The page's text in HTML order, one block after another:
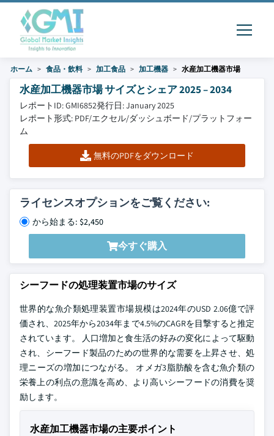
ホーム 食品・飲料 加工食品 加工機器 水産加工機器市場
水産加工機器市場 サイズとシェア 2025 – 2034
レポートID: GMI6852発行日: January 2025
レポート形式: PDF/エクセル/ダッシュボード/プラットフォー
ム
無料のPDFをダウンロード
ライセンスオプションをご覧ください:
から始まる: $2,450
今すぐ購入
シーフードの処理装置市場のサイズ
世界的な魚介類処理装置市場規模は2024年のUSD 2.06億で評
価され、2025年から2034年まで4.5%のCAGRを目撃すると推定
されています。 人口増加と食生活の好みの変化によって駆動
され、シーフード製品のための世界的な需要を上昇させ、処
理ニーズの増加につながる。 オメガ3脂肪酸を含む魚介類の
栄養上の利点の意識を高め、より高いシーフードの消費を奨
励します。
水産加工機器市場の主要ポイント